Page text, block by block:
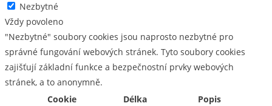
Nezbytné
Vždy povoleno
"Nezbytné" soubory cookies jsou naprosto nezbytné pro
správné fungování webových stránek. Tyto soubory cookies
zajišťují základní funkce a bezpečnostní prvky webových
stránek, a to anonymně.
Cookie
Délka Popis